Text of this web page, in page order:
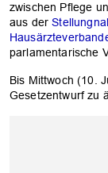
zwischen Pflege
aus der
parlamentarische
Bis Mittwoch (10.
Gesetzentwurf zu